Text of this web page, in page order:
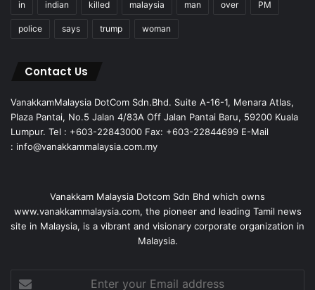
in indian killed malaysia man over PM
police says trump woman
Contact Us
VanakkamMalaysia DotCom Sdn.Bhd. Suite A-16-1, Menara Atlas,
Plaza Pantai, No.5 Jalan 4/83A Off Jalan Pantai Baru, 59200 Kuala
Lumpur. Tel : +603-22843000 Fax: +603-22844699 E-Mail
: info@vanakkammalaysia.com.my
Vanakkam Malaysia Dotcom Sdn Bhd which owns
www.vanakkammalaysia.com, the pioneer and leading Tamil news
site in Malaysia, is a vibrant and visionary corporate organization in
Malaysia.